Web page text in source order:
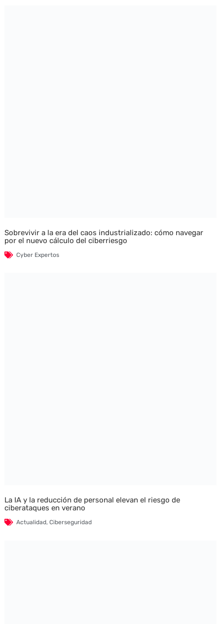
Sobrevivir a la era del caos industrializado: cómo navegar
por el nuevo cálculo del ciberriesgo
Cyber Expertos
La IA y la reducción de personal elevan el riesgo de
ciberataques en verano
Actualidad, Ciberseguridad